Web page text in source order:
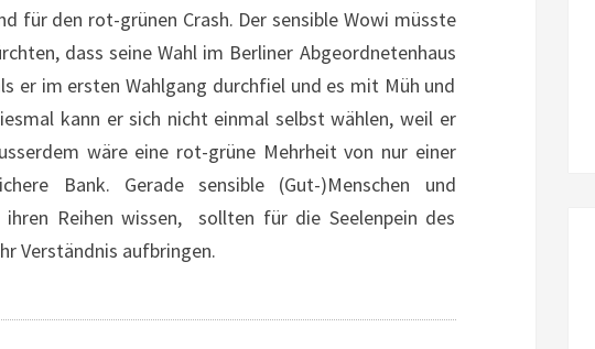
für den rot-grünen Crash. Der sensible Wowi müsste
dass seine Wahl im Berliner Abgeordnetenhaus
er im ersten Wahlgang durchfiel und es mit Müh und
kann er sich nicht einmal selbst wählen, weil er
wäre eine rot-grüne Mehrheit von nur einer
Bank. Gerade sensible (Gut-)Menschen und
Reihen wissen, sollten für die Seelenpein des
Verständnis aufbringen.